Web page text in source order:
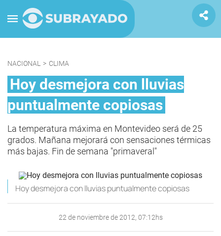
NACIONAL > CLIMA
Hoy desmejora con lluvias
puntualmente copiosas
La temperatura máxima en Montevideo será de 25
grados. Mañana mejorará con sensaciones térmicas
más bajas. Fin de semana "primaveral"
Hoy desmejora con lluvias puntualmente copiosas
22 de noviembre de 2012, 07:12hs